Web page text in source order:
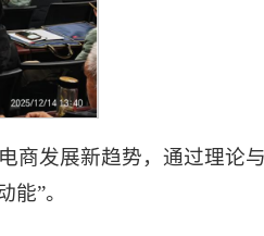
商发展新趋势，通过理论
”。